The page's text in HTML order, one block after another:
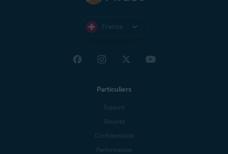
France
Particuliers
Support
Sécurité
Confidentialité
Performances